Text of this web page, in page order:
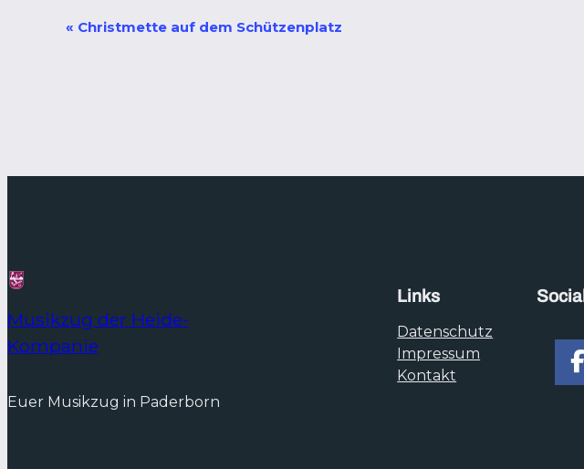
Veranstaltung-
« Christmette auf dem Schützenplatz
Musikzug der Heide-
Kompanie
Euer Musikzug in Paderborn
Links
Datenschutz
Impressum
Kontakt
Social